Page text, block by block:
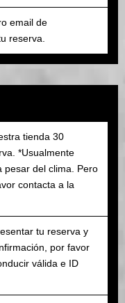
email de
reserva.
tienda 30
*Usualmente
pesar del clima. Pero
contacta a la
tu reserva y
por favor
válida e ID